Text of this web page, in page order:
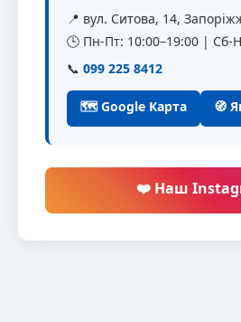
📍 вул. Ситова, 14,
🕒 Пн-Пт: 10:00–19:00 | Сб-
📞 099 225 8412
🗺 Google Карта 🧭
❤️ Наш